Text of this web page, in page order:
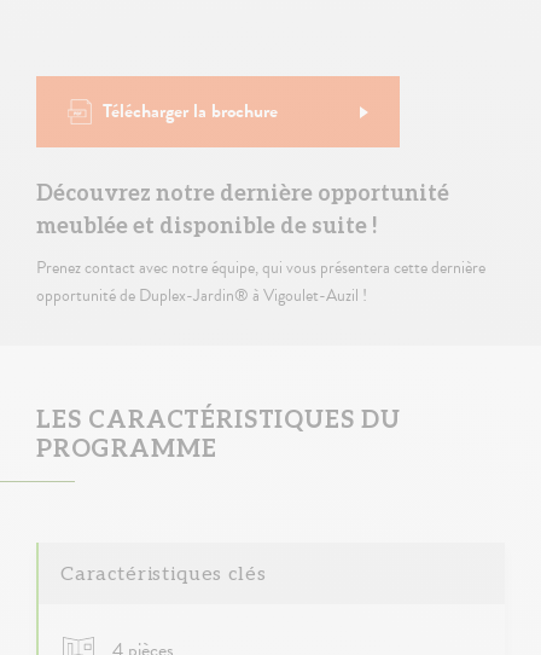
Télécharger la brochure
Découvrez notre dernière opportunité
meublée et disponible de suite !
Prenez contact avec notre équipe, qui vous présentera cette dernière
opportunité de Duplex-Jardin® à Vigoulet-Auzil !
LES CARACTÉRISTIQUES DU
PROGRAMME
Caractéristiques clés